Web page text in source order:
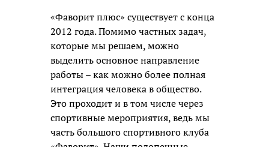
«Фаворит плюс» существует с конца
2012 года. Помимо частных задач,
которые мы решаем, можно
выделить основное направление
работы – как можно более полная
интеграция человека в общество.
Это проходит и в том числе через
спортивные мероприятия, ведь мы
часть большого спортивного клуба